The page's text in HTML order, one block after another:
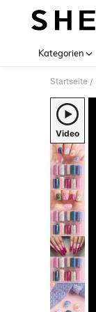
Kategorien
Startseite /
Video